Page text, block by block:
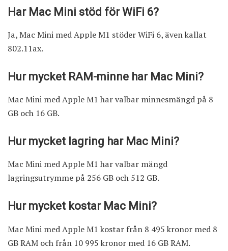
Har Mac Mini stöd för WiFi 6?
Ja, Mac Mini med Apple M1 stöder WiFi 6, även kallat
802.11ax.
Hur mycket RAM-minne har Mac Mini?
Mac Mini med Apple M1 har valbar minnesmängd på 8
GB och 16 GB.
Hur mycket lagring har Mac Mini?
Mac Mini med Apple M1 har valbar mängd
lagringsutrymme på 256 GB och 512 GB.
Hur mycket kostar Mac Mini?
Mac Mini med Apple M1 kostar från 8 495 kronor med 8
GB RAM och från 10 995 kronor med 16 GB RAM.